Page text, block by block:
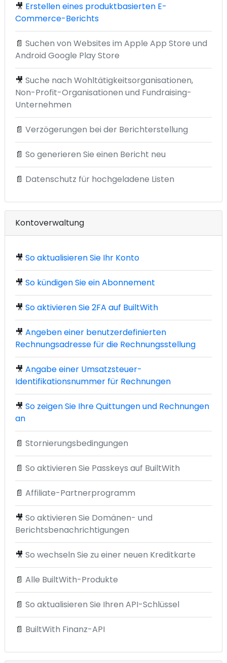
🎥 Erstellen eines produktbasierten E-
Commerce-Berichts
📄 Suchen von Websites im Apple App Store und
Android Google Play Store
🎥 Suche nach Wohltätigkeitsorganisationen,
Non-Profit-Organisationen und Fundraising-
Unternehmen
📄 Verzögerungen bei der Berichterstellung
📄 So generieren Sie einen Bericht neu
📄 Datenschutz für hochgeladene Listen
Kontoverwaltung
🎥 So aktualisieren Sie Ihr Konto
🎥 So kündigen Sie ein Abonnement
🎥 So aktivieren Sie 2FA auf BuiltWith
🎥 Angeben einer benutzerdefinierten
Rechnungsadresse für die Rechnungsstellung
🎥 Angabe einer Umsatzsteuer-
Identifikationsnummer für Rechnungen
🎥 So zeigen Sie Ihre Quittungen und Rechnungen
an
📄 Stornierungsbedingungen
📄 So aktivieren Sie Passkeys auf BuiltWith
📄 Affiliate-Partnerprogramm
🎥 So aktivieren Sie Domänen- und
Berichtsbenachrichtigungen
🎥 So wechseln Sie zu einer neuen Kreditkarte
📄 Alle BuiltWith-Produkte
📄 So aktualisieren Sie Ihren API-Schlüssel
📄 BuiltWith Finanz-API